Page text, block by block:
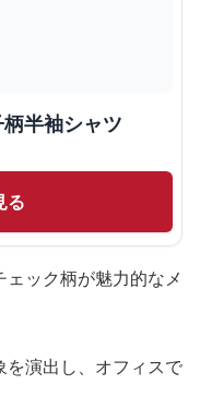
半袖シャツ
る
ック柄が魅力的なメ
演出し、オフィスで